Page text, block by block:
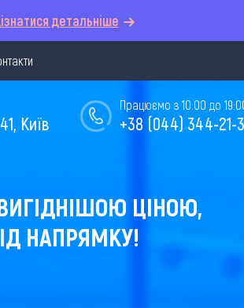
детальніше
Працюємо з 10:00 до
+38 (044) 344-21-
Київ
ЦІНОЮ,
НАПРЯМКУ!